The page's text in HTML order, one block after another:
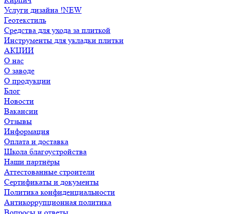
Услуги дизайна !NEW
Геотекстиль
Средства для ухода за плиткой
Инструменты для укладки плитки
АКЦИИ
О нас
О заводе
О продукции
Блог
Новости
Вакансии
Отзывы
Информация
Оплата и доставка
Школа благоустройства
Наши партнёры
Аттестованные строители
Сертификаты и документы
Политика конфиденциальности
Антикоррупционная политика